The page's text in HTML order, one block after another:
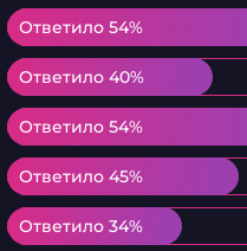
Ответило 54%
Ответило 54%
Ответило 40%
Ответило 40%
Ответило 54%
Ответило 54%
Ответило 45%
Ответило 45%
Ответило 34%
Ответило 34%